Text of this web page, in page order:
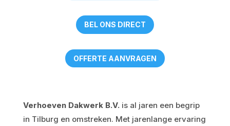
BEL ONS DIRECT
OFFERTE AANVRAGEN
Verhoeven Dakwerk B.V. is al jaren een begrip
in Tilburg en omstreken. Met jarenlange ervaring